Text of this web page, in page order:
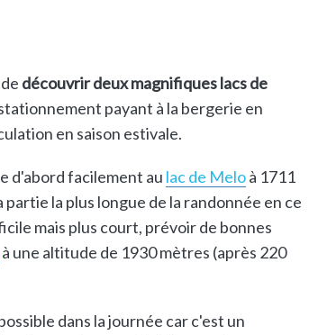
découvrir deux magnifiques lacs de
payant à la bergerie en
en saison estivale.
d'abord facilement au lac de Meloà 1711
la plus longue de la randonnée en ce
mais plus court, prévoir de bonnes
à une altitude de 1930 mètres (après 220
dans la journée car c'est un